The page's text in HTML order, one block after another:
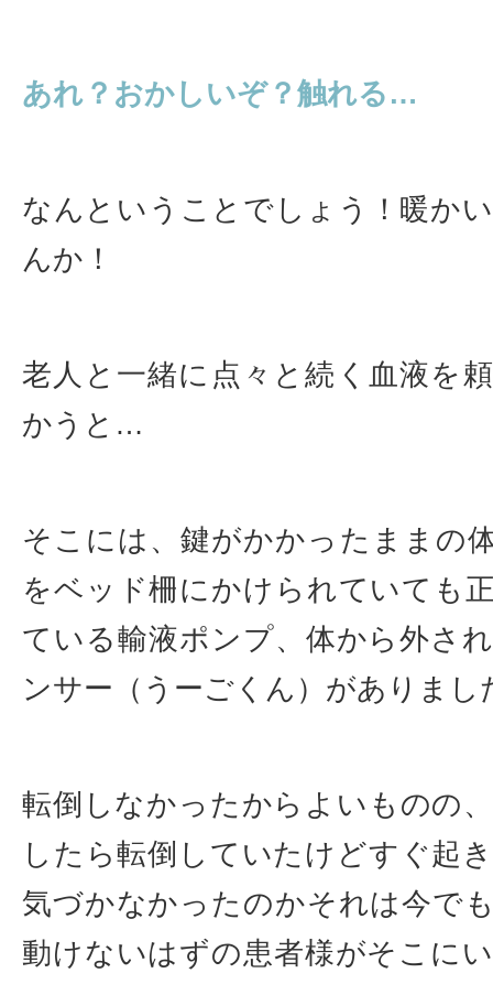
あれ？おかしいぞ？触れる…
なんということでしょう！暖か
んか！
老人と一緒に点々と続く血液を
かうと…
そこには、鍵がかかったままの
をベッド柵にかけられていても
ている輸液ポンプ、体から外さ
ンサー（うーごくん）がありまし
転倒しなかったからよいものの
したら転倒していたけどすぐ起
気づかなかったのかそれは今で
動けないはずの患者様がそこに